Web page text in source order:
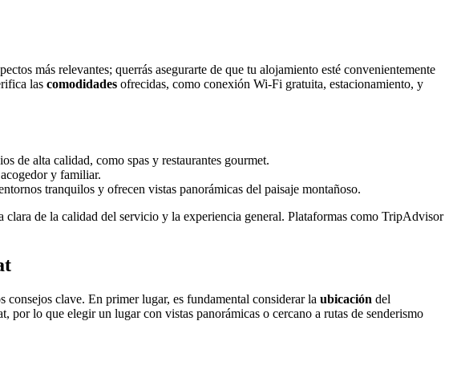
más relevantes; querrás asegurarte de que tu alojamiento esté convenientemente
las comodidades ofrecidas, como conexión Wi-Fi gratuita, estacionamiento, y
de alta calidad, como spas y restaurantes gourmet.
y familiar.
tranquilos y ofrecen vistas panorámicas del paisaje montañoso.
clara de la calidad del servicio y la experiencia general. Plataformas como TripAdvisor
clave. En primer lugar, es fundamental considerar la ubicación del
lo que elegir un lugar con vistas panorámicas o cercano a rutas de senderismo